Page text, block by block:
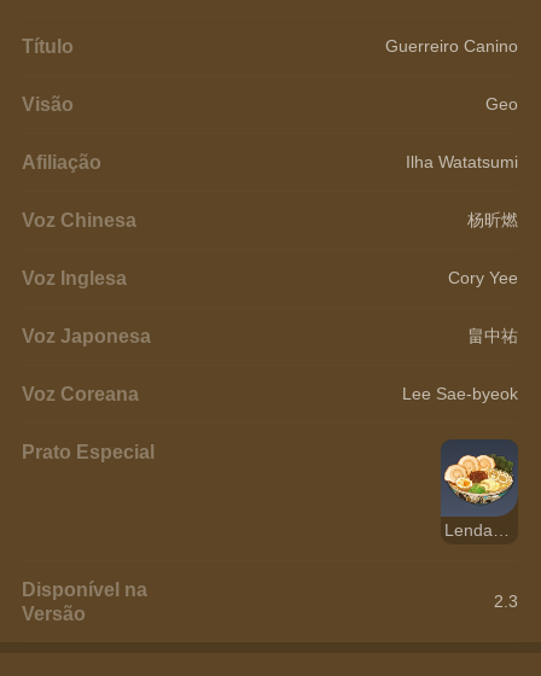
Título Guerreiro Canino
Visão Geo
Afiliação Ilha Watatsumi
Voz Chinesa 杨昕燃
Voz Inglesa Cory Yee
Voz Japonesa 畠中祐
Voz Coreana Lee Sae-byeok
Prato Especial
Lenda Vitoriosa
Disponível na
Versão
2.3